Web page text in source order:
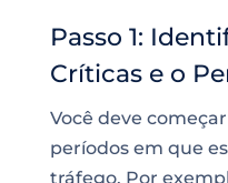
Passo 1:
Críticas e o
Você deve
períodos em que
tráfego. Por